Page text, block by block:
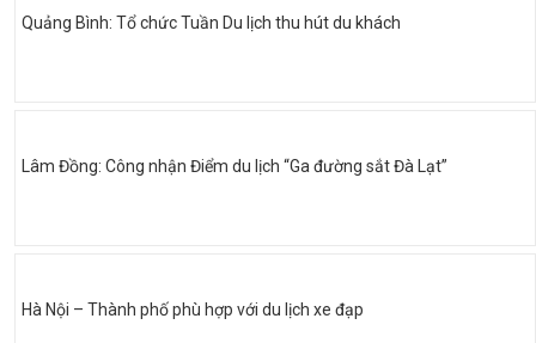
Quảng Bình: Tổ chức Tuần Du lịch thu hút du khách
Lâm Đồng: Công nhận Điểm du lịch “Ga đường sắt Đà Lạt”
Hà Nội – Thành phố phù hợp với du lịch xe đạp